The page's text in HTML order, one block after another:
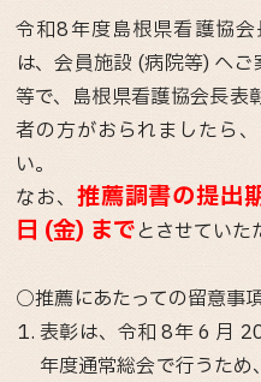
令和8年度島根県看護協
は、会員施設 (病院等) へ
等で、島根県看護協会長表
者の方がおられましたら
い。
なお、 推薦調書の提出
日 (金) までとさせていた
○推薦にあたっての留意事
表彰は、令和 8年 6 月
年度通常総会で行うため、